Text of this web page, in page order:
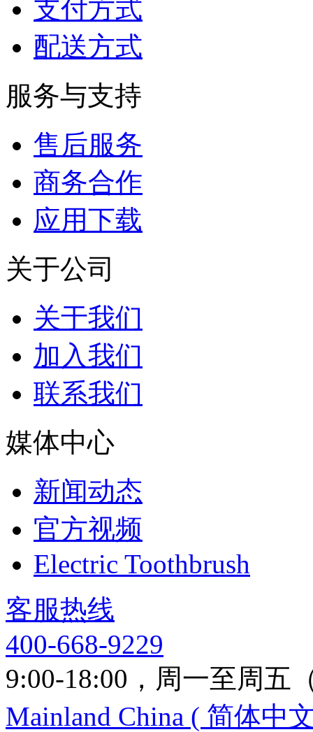
支付方式
配送方式
服务与支持
售后服务
商务合作
应用下载
关于公司
关于我们
加入我们
联系我们
媒体中心
新闻动态
官方视频
Electric Toothbrush
客服热线
400-668-9229
9:00-18:00，周一至周五
Mainland China ( 简体中